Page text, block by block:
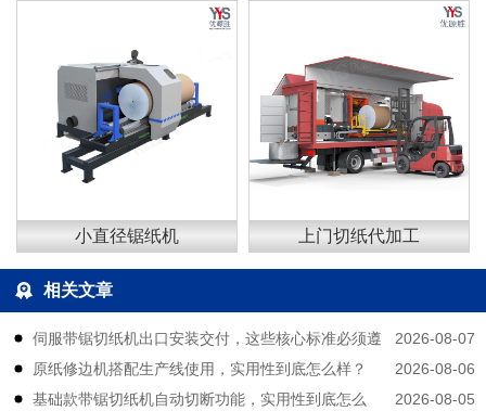
小直径锯纸机 上门切纸代加工
相关文章
2026-08-07
伺服带锯切纸机出口安装交付，这些核心标准必须遵
守
2026-08-06
原纸修边机搭配生产线使用，实用性到底怎么样？
2026-08-05
基础款带锯切纸机自动切断功能，实用性到底怎么